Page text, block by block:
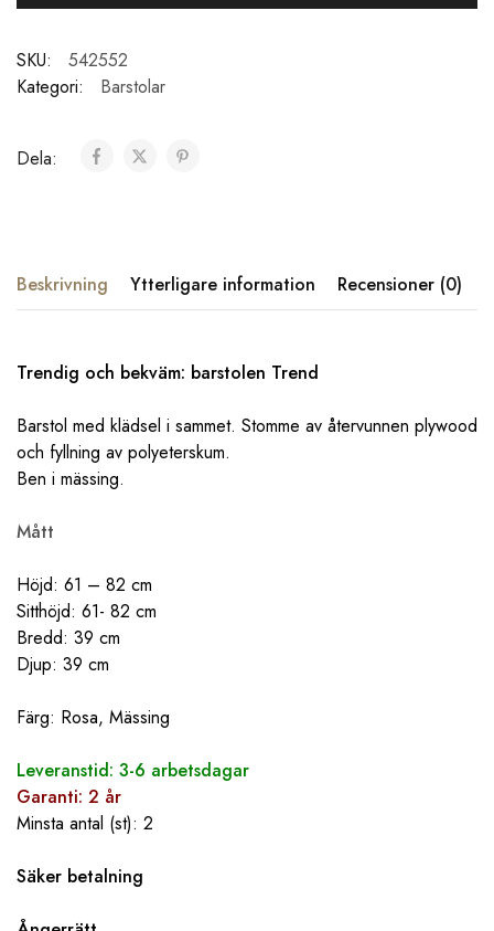
SKU:
542552
Kategori:
Barstolar
Dela:
Beskrivning Ytterligare information Recensioner (0)
Trendig och bekväm: barstolen Trend
Barstol med klädsel i sammet. Stomme av återvunnen plywood
och fyllning av polyeterskum.
Ben i mässing.
Mått
Höjd: 61 – 82 cm
Sitthöjd: 61- 82 cm
Bredd: 39 cm
Djup: 39 cm
Färg: Rosa, Mässing
Leveranstid: 3-6 arbetsdagar
Garanti: 2 år
Minsta antal (st): 2
Säker betalning